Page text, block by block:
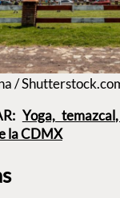
/
Yoga,
la CDMX